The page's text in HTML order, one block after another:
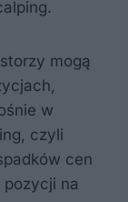
mogą
w
czyli
cen
na